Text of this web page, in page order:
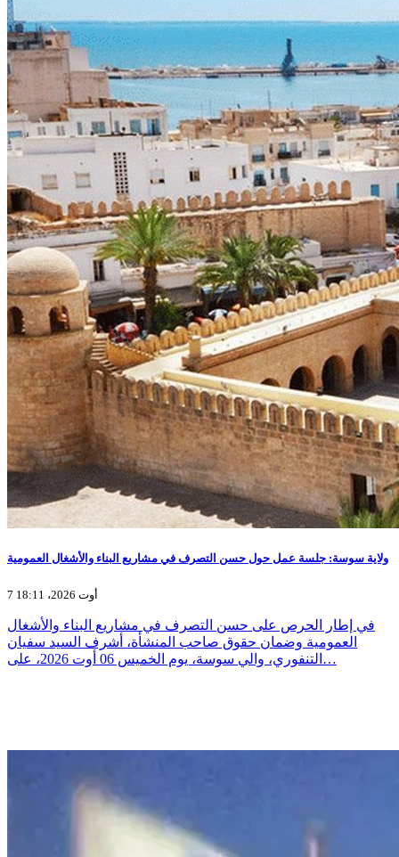
ولاية سوسة: جلسة عمل حول حسن التصرف في مشاريع البناء والأشغال العمومية
7 أوت 2026، 18:11
في إطار الحرص على حسن التصرف في مشاريع البناء والأشغال
العمومية وضمان حقوق صاحب المنشأة، أشرف السيد سفيان
التنفوري، والي سوسة، يوم الخميس 06 أوت 2026، على…